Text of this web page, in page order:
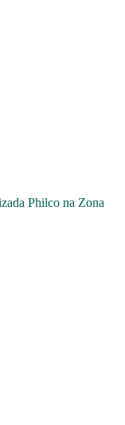
Philco na Zona